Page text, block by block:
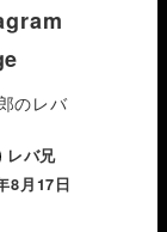
のレバ
レバ兄
8月17日